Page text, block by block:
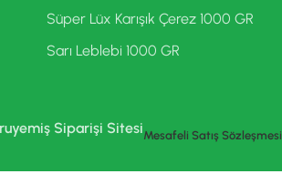
Süper Lüx Karışık Çerez 1000 GR
Sarı Leblebi 1000 GR
Siparişi SitesiMesafeli Satış Sözleşmesi